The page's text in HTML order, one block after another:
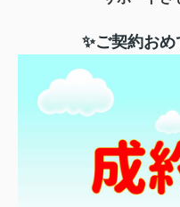
✨ご契約お